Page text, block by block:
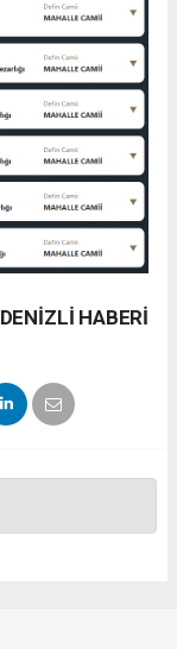
DENIZLI HABERİ